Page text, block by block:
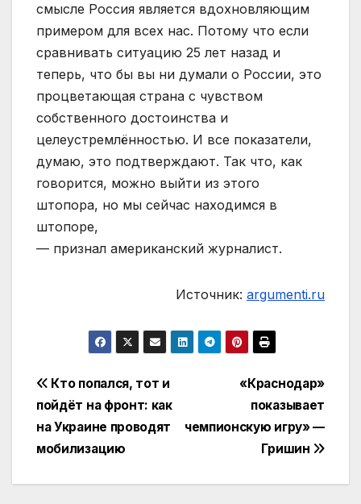
смысле Россия является вдохновляющим
примером для всех нас. Потому что если
сравнивать ситуацию 25 лет назад и
теперь, что бы вы ни думали о России, это
процветающая страна с чувством
собственного достоинства и
целеустремлённостью. И все показатели,
думаю, это подтверждают. Так что, как
говорится, можно выйти из этого
штопора, но мы сейчас находимся в
штопоре,
— признал американский журналист.
Источник: argumenti.ru
Навигация
по
записям
«Краснодар»
показывает
чемпионскую игру» —
Гришин
Кто попался, тот и
пойдёт на фронт: как
на Украине проводят
мобилизацию